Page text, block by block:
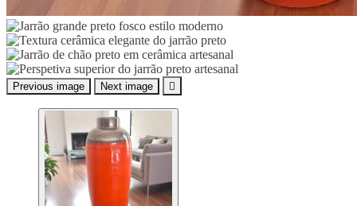
Previous image Next image 